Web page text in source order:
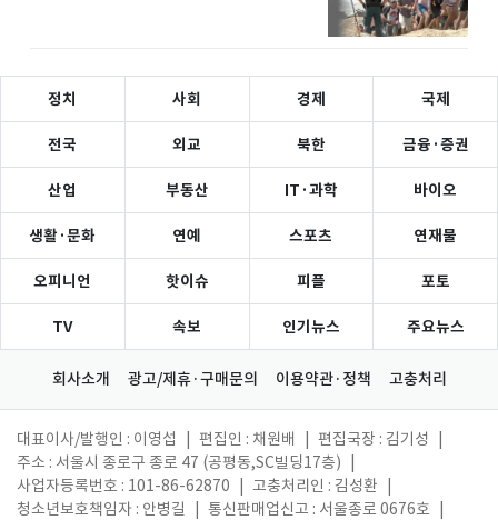
정치 사회 경제 국제
전국 외교 북한 금융·증권
산업 부동산 IT·과학 바이오
생활·문화 연예 스포츠 연재물
오피니언 핫이슈 피플 포토
TV 속보 인기뉴스 주요뉴스
회사소개 광고/제휴·구매문의 이용약관·정책 고충처리
대표이사/발행인 : 이영섭 편집인 : 채원배 편집국장 : 김기성
주소 : 서울시 종로구 종로 47 (공평동,SC빌딩17층)
사업자등록번호 : 101-86-62870
고충처리인 : 김성환
청소년보호책임자 : 안병길
통신판매업신고 : 서울종로 0676호